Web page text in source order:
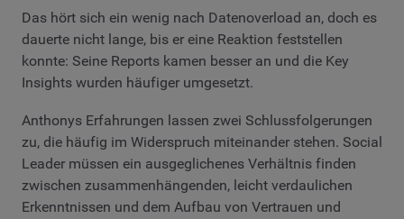
Das hört sich ein wenig nach Datenoverload an, doch es
dauerte nicht lange, bis er eine Reaktion feststellen
konnte: Seine Reports kamen besser an und die Key
Insights wurden häufiger umgesetzt.
Anthonys Erfahrungen lassen zwei Schlussfolgerungen
zu, die häufig im Widerspruch miteinander stehen. Social
Leader müssen ein ausgeglichenes Verhältnis finden
zwischen zusammenhängenden, leicht verdaulichen
Erkenntnissen und dem Aufbau von Vertrauen und